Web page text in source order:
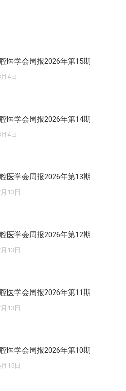
医学会周报2026年第15期
4日
医学会周报2026年第14期
4日
医学会周报2026年第13期
13日
医学会周报2026年第12期
13日
医学会周报2026年第11期
13日
医学会周报2026年第10期
15日